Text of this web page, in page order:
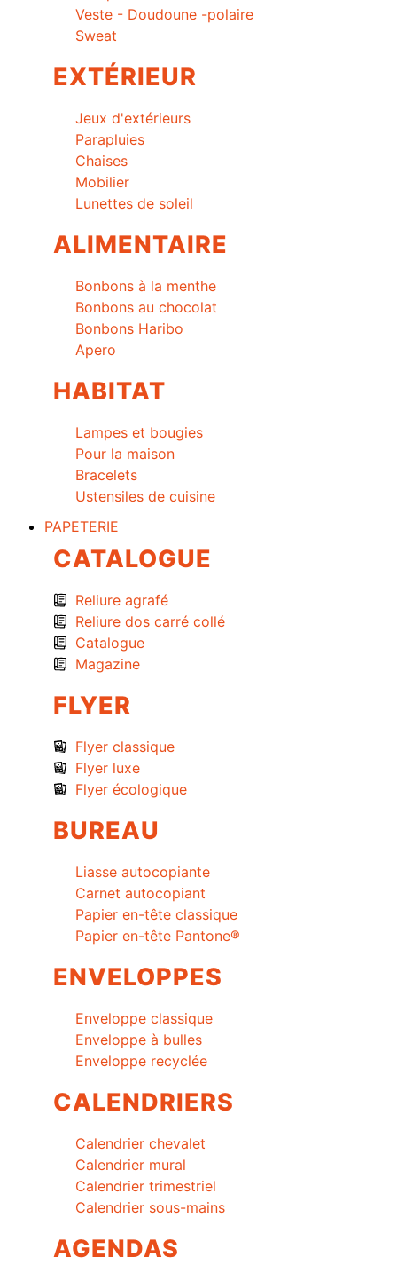
Veste - Doudoune -polaire
Sweat
EXTÉRIEUR
Jeux d'extérieurs
Parapluies
Chaises
Mobilier
Lunettes de soleil
ALIMENTAIRE
Bonbons à la menthe
Bonbons au chocolat
Bonbons Haribo
Apero
HABITAT
Lampes et bougies
Pour la maison
Bracelets
Ustensiles de cuisine
PAPETERIE
CATALOGUE
Reliure agrafé
Reliure dos carré collé
Catalogue
Magazine
FLYER
Flyer classique
Flyer luxe
Flyer écologique
BUREAU
Liasse autocopiante
Carnet autocopiant
Papier en-tête classique
Papier en-tête Pantone®
ENVELOPPES
Enveloppe classique
Enveloppe à bulles
Enveloppe recyclée
CALENDRIERS
Calendrier chevalet
Calendrier mural
Calendrier trimestriel
Calendrier sous-mains
AGENDAS